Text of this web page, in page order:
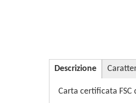
Descrizione
Carta certificata